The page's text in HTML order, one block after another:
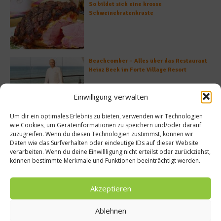
Einwilligung verwalten
Um dir ein optimales Erlebnis zu bieten, verwenden wir Technologien
wie Cookies, um Geräteinformationen zu speichern und/oder darauf
zuzugreifen. Wenn du diesen Technologien zustimmst, können wir
Daten wie das Surfverhalten oder eindeutige IDs auf dieser Website
verarbeiten. Wenn du deine Einwillligung nicht erteilst oder zurückziehst,
können bestimmte Merkmale und Funktionen beeinträchtigt werden.
Akzeptieren
Ablehnen
So bildet sich eine krosse
Schweinebratenkruste
Beachcomber – Alles über das Restaurant
Heinz Beck im Forte Village Resort
Was ist der Unterschied zwischen Limonen
und Limetten?